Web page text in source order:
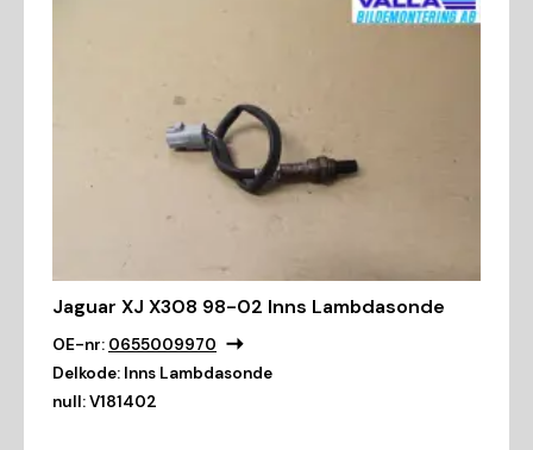
Jaguar XJ X308 98-02 Inns Lambdasonde
OE-nr: 0655009970
Delkode: Inns Lambdasonde
null:V181402